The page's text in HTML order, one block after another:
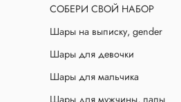
СОБЕРИ СВОЙ НАБОР
Шары на выписку, gender
Шары для девочки
Шары для мальчика
Шары для мужчины, папы